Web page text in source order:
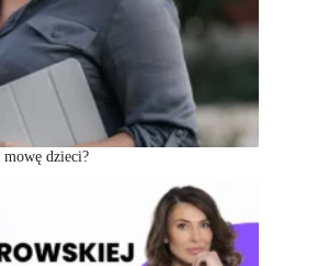
dzieci?